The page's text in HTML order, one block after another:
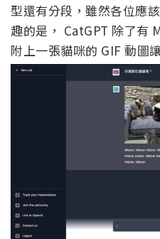
型還有分段，雖然各位應
趣的是， CatGPT 除了有
附上一張貓咪的 GIF 動圖